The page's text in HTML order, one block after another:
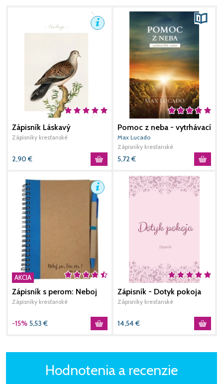
Zápisník Láskavý
Zápisníky kresťanské
2,90 €
Pomoc z neba - vytrhávací
blok s citátmi
Max Lucado
Zápisníky kresťanské
5,72 €
AKCIA
Zápisník s perom: Neboj
sa... - modrý
Zápisníky kresťanské
-15% 5,53 €
Zápisník - Dotyk pokoja
Zápisníky kresťanské
14,54 €
Hodnotenia a recenzie